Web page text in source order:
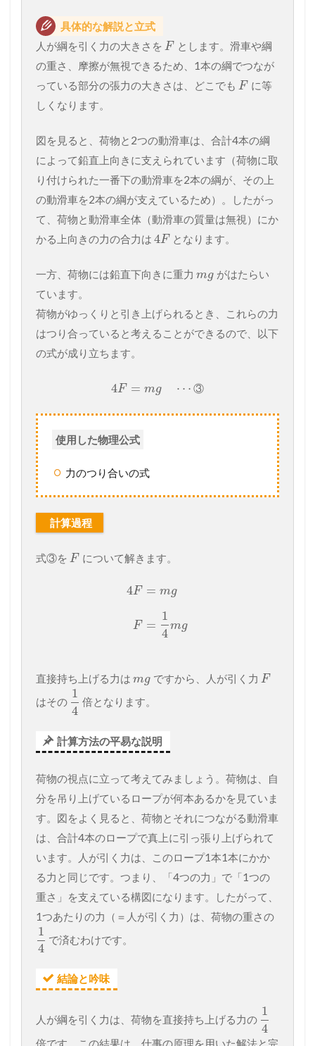
具体的な解説と立式
人が綱を引く力の大きさを F とします。滑車や綱
の重さ、摩擦が無視できるため、1本の綱でつなが
っている部分の張力の大きさは、どこでも F に等
しくなります。
図を見ると、荷物と2つの動滑車は、合計4本の綱
によって鉛直上向きに支えられています（荷物に取
り付けられた一番下の動滑車を2本の綱が、その上
の動滑車を2本の綱が支えているため）。したがっ
て、荷物と動滑車全体（動滑車の質量は無視）にか
かる上向きの力の合力は 4F となります。
一方、荷物には鉛直下向きに重力 mg がはたらい
ています。
荷物がゆっくりと引き上げられるとき、これらの力
はつり合っていると考えることができるので、以下
の式が成り立ちます。
4F = mg ⋯ ③
使用した物理公式
力のつり合いの式
計算過程
式③を F について解きます。
4F
F
= mg
=
1
4
mg
直接持ち上げる力は mg ですから、人が引く力 F
はその
1
4
倍となります。
計算方法の平易な説明
荷物の視点に立って考えてみましょう。荷物は、自
分を吊り上げているロープが何本あるかを見ていま
す。図をよく見ると、荷物とそれにつながる動滑車
は、合計4本のロープで真上に引っ張り上げられて
います。人が引く力は、このロープ1本1本にかか
る力と同じです。つまり、「4つの力」で「1つの
重さ」を支えている構図になります。したがって、
1つあたりの力（＝人が引く力）は、荷物の重さの
1
4
で済むわけです。
結論と吟味
人が綱を引く力は、荷物を直接持ち上げる力の
1
4
倍です。この結果は、仕事の原理を用いた解法と完